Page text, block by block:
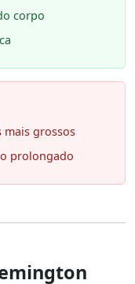
corpo
mais grossos
prolongado